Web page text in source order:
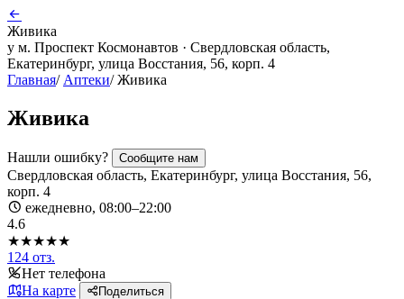
Живика
у м. Проспект Космонавтов · Свердловская область,
Екатеринбург, улица Восстания, 56, корп. 4
Главная/ Аптеки/ Живика
Живика
Нашли ошибку? Сообщите нам
Свердловская область, Екатеринбург, улица Восстания, 56,
корп. 4
ежедневно, 08:00–22:00
4.6
★★★★★
124 отз.
Нет телефона
На карте
Поделиться